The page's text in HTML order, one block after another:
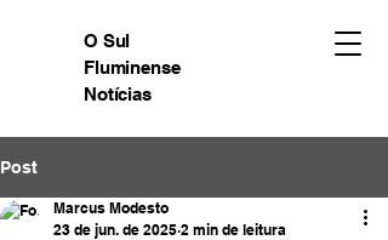
O Sul
Fluminense
Notícias
Post
Marcus Modesto
23 de jun. de 2025 2 min de leitura